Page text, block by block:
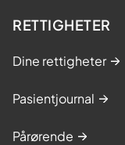
RETTIGHETER
Dine rettigheter
Pasientjournal
Pårørende